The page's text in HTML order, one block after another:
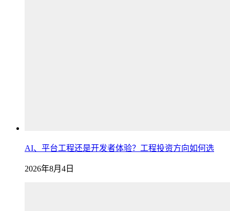
AI、平台工程还是开发者体验？工程投资方向如何选
2026年8月4日